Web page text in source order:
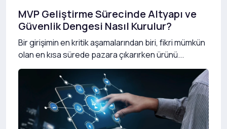
MVP Geliştirme Sürecinde Altyapı ve
Güvenlik Dengesi Nasıl Kurulur?
Bir girişimin en kritik aşamalarından biri, fikri mümkün
olan en kısa sürede pazara çıkarırken ürünü...